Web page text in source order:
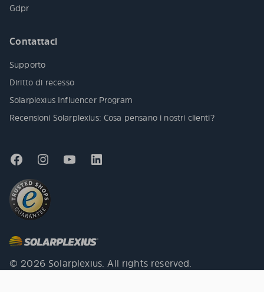
Gdpr
Contattaci
Supporto
Diritto di recesso
Solarplexius Influencer Program
Recensioni Solarplexius: Cosa pensano i nostri clienti?
© 2026 Solarplexius. All rights reserved.